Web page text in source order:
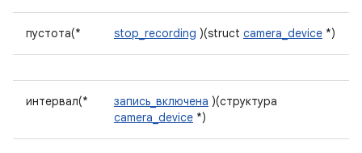
пустота(* stop_recording )(struct camera_device *)
интервал(* запись_включена )(структура
camera_device *)